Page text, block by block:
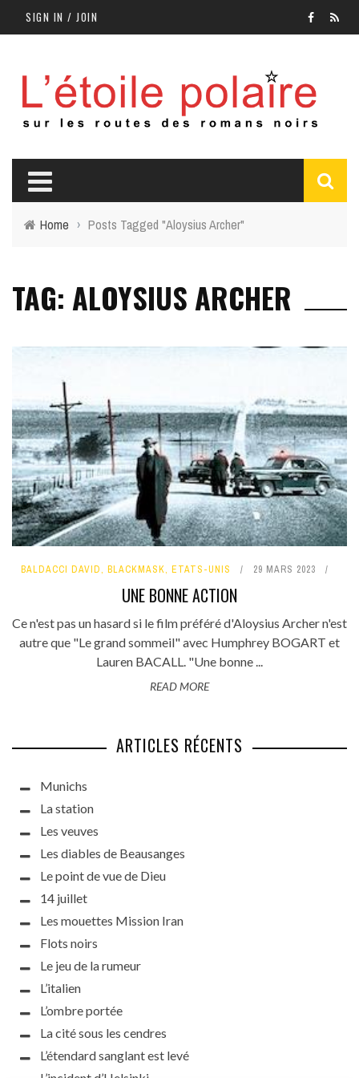
SIGN IN / JOIN
Home › Posts Tagged "Aloysius Archer"
TAG: ALOYSIUS ARCHER
BALDACCI DAVID, BLACKMASK, ETATS-UNIS 29 MARS 2023
UNE BONNE ACTION
Ce n'est pas un hasard si le film préféré d'Aloysius Archer n'est
autre que "Le grand sommeil" avec Humphrey BOGART et
Lauren BACALL. "Une bonne ...
READ MORE
ARTICLES RÉCENTS
Munichs
La station
Les veuves
Les diables de Beausanges
Le point de vue de Dieu
14 juillet
Les mouettes Mission Iran
Flots noirs
Le jeu de la rumeur
L’italien
L’ombre portée
La cité sous les cendres
L’étendard sanglant est levé